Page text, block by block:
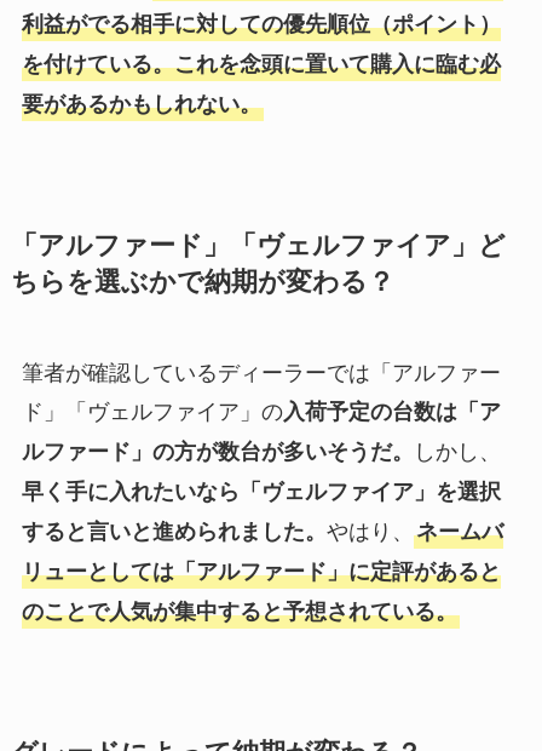
利益がでる相手に対しての優先順位（ポイント）
を付けている。これを念頭に置いて購入に臨む必
要があるかもしれない。
「アルファード」「ヴェルファイア」ど
ちらを選ぶかで納期が変わる？
筆者が確認しているディーラーでは「アルファー
ド」「ヴェルファイア」の入荷予定の台数は「ア
ルファード」の方が数台が多いそうだ。 しかし、
早く手に入れたいなら「ヴェルファイア」を選択
すると言いと進められました。 やはり、 ネームバ
リューとしては「アルファード」に定評があると
のことで人気が集中すると予想されている。